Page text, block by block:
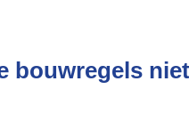
bouwregels niet